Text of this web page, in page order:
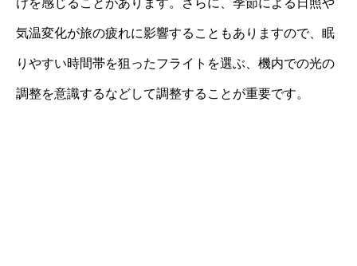
気温変化が旅の疲れに影響することもありますので、眠
りやすい時間帯を狙ったフライトを選ぶ、機内での光の
調整を意識するなどして調整することが重要です。